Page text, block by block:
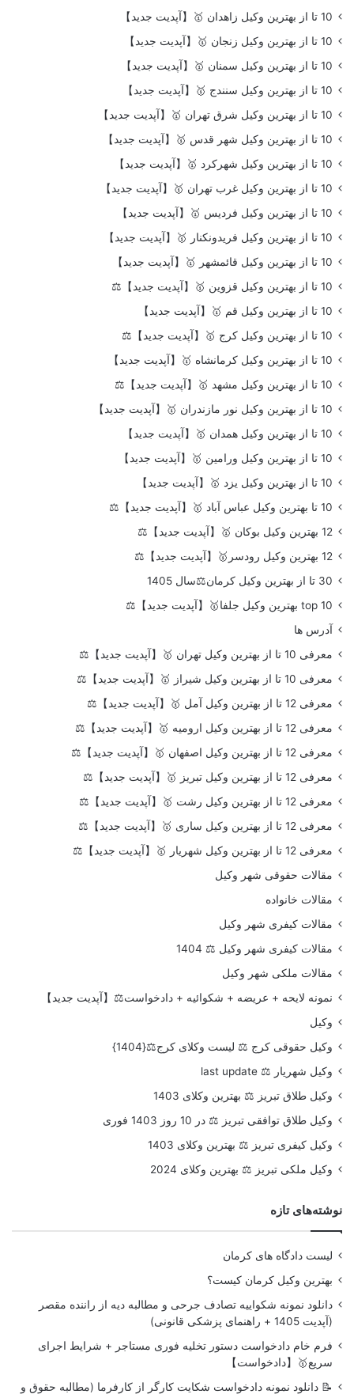
10 تا از بهترین وکیل زاهدان 🥇【آپدیت جدید】
10 تا از بهترین وکیل زنجان 🥇【آپدیت جدید】
10 تا از بهترین وکیل سمنان 🥇【آپدیت جدید】
10 تا از بهترین وکیل سنندج 🥇【آپدیت جدید】
10 تا از بهترین وکیل شرق تهران 🥇【آپدیت جدید】
10 تا از بهترین وکیل شهر قدس 🥇【آپدیت جدید】
10 تا از بهترین وکیل شهرکرد 🥇【آپدیت جدید】
10 تا از بهترین وکیل غرب تهران 🥇【آپدیت جدید】
10 تا از بهترین وکیل فردیس 🥇【آپدیت جدید】
10 تا از بهترین وکیل فریدونکنار 🥇【آپدیت جدید】
10 تا از بهترین وکیل قائمشهر 🥇【آپدیت جدید】
10 تا از بهترین وکیل قزوین 🥇【آپدیت جدید】⚖️
10 تا از بهترین وکیل قم 🥇【آپدیت جدید】
10 تا از بهترین وکیل کرج 🥇【آپدیت جدید】⚖️
10 تا از بهترین وکیل کرمانشاه 🥇【آپدیت جدید】
10 تا از بهترین وکیل مشهد 🥇【آپدیت جدید】⚖️
10 تا از بهترین وکیل نور مازندران 🥇【آپدیت جدید】
10 تا از بهترین وکیل همدان 🥇【آپدیت جدید】
10 تا از بهترین وکیل ورامین 🥇【آپدیت جدید】
10 تا از بهترین وکیل یزد 🥇【آپدیت جدید】
10 تا بهترین وکیل عباس آباد 🥇【آپدیت جدید】⚖️
12 بهترین وکیل بوکان 🥇【آپدیت جدید】⚖️
12 بهترین وکیل رودسر🥇【آپدیت جدید】⚖️
30 تا از بهترین وکیل کرمان⚖️سال 1405
top 10 بهترین وکیل جلفا🥇【آپدیت جدید】⚖️
آدرس ها
معرفی 10 تا از بهترین وکیل تهران 🥇【آپدیت جدید】⚖️
معرفی 10 تا از بهترین وکیل شیراز 🥇【آپدیت جدید】⚖️
معرفی 12 تا از بهترین وکیل آمل 🥇【آپدیت جدید】⚖️
معرفی 12 تا از بهترین وکیل ارومیه 🥇【آپدیت جدید】⚖️
معرفی 12 تا از بهترین وکیل اصفهان 🥇【آپدیت جدید】⚖️
معرفی 12 تا از بهترین وکیل تبریز 🥇【آپدیت جدید】⚖️
معرفی 12 تا از بهترین وکیل رشت 🥇【آپدیت جدید】⚖️
معرفی 12 تا از بهترین وکیل ساری 🥇【آپدیت جدید】⚖️
معرفی 12 تا از بهترین وکیل شهریار 🥇【آپدیت جدید】⚖️
مقالات حقوقی شهر وکیل
مقالات خانواده
مقالات کیفری شهر وکیل
مقالات کیفری شهر وکیل ⚖️ 1404
مقالات ملکی شهر وکیل
نمونه لایحه + عریضه + شکوائیه + دادخواست⚖️【آپدیت جدید】
وکیل
وکیل حقوقی کرج ⚖️ لیست وکلای کرج⚖️{1404}
وکیل شهریار ⚖️ last update
وکیل طلاق تبریز ⚖️ بهترین وکلای 1403
وکیل طلاق توافقی تبریز ⚖️ در 10 روز 1403 فوری
وکیل کیفری تبریز ⚖️ بهترین وکلای 1403
وکیل ملکی تبریز ⚖️ بهترین وکلای 2024
نوشته‌های تازه
لیست دادگاه های کرمان
بهترین وکیل کرمان کیست؟
دانلود نمونه شکواییه تصادف جرحی و مطالبه دیه از راننده مقصر
(آپدیت 1405 + راهنمای پزشکی قانونی)
فرم خام دادخواست دستور تخلیه فوری مستاجر + شرایط اجرای
سریع🥇【دادخواست】
📝 دانلود نمونه دادخواست شکایت کارگر از کارفرما (مطالبه حقوق و